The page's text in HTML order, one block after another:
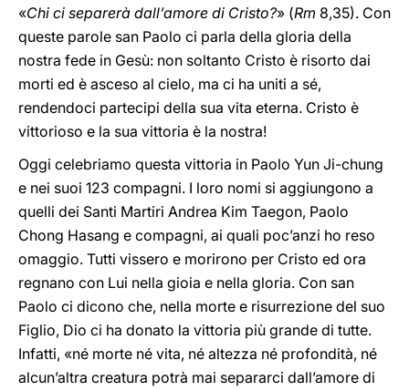
«Chi ci separerà dall’amore di Cristo?» (Rm 8,35). Con
queste parole san Paolo ci parla della gloria della
nostra fede in Gesù: non soltanto Cristo è risorto dai
morti ed è asceso al cielo, ma ci ha uniti a sé,
rendendoci partecipi della sua vita eterna. Cristo è
vittorioso e la sua vittoria è la nostra!
Oggi celebriamo questa vittoria in Paolo Yun Ji-chung
e nei suoi 123 compagni. I loro nomi si aggiungono a
quelli dei Santi Martiri Andrea Kim Taegon, Paolo
Chong Hasang e compagni, ai quali poc’anzi ho reso
omaggio. Tutti vissero e morirono per Cristo ed ora
regnano con Lui nella gioia e nella gloria. Con san
Paolo ci dicono che, nella morte e risurrezione del suo
Figlio, Dio ci ha donato la vittoria più grande di tutte.
Infatti, «né morte né vita, né altezza né profondità, né
alcun’altra creatura potrà mai separarci dall’amore di